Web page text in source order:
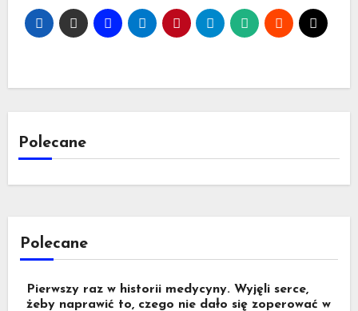
Polecane
Polecane
Pierwszy raz w historii medycyny. Wyjęli serce,
żeby naprawić to, czego nie dało się zoperować w